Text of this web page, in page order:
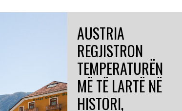
AUSTRIA
REGJISTRON
TEMPERATURËN
MË TË LARTË NË
HISTORI,